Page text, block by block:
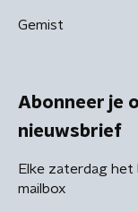
Gemist
Abonneer je
nieuwsbrief
Elke zaterdag het
mailbox